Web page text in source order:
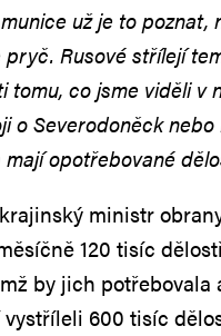
už je to poznat,
Rusové střílejí
co jsme viděli v
o Severodoněck nebo
opotřebované
ministr
120 tisíc
by jich
vystříleli 600 tisíc